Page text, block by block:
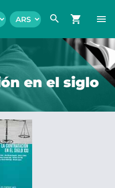
search shopping_cart menu
en el siglo